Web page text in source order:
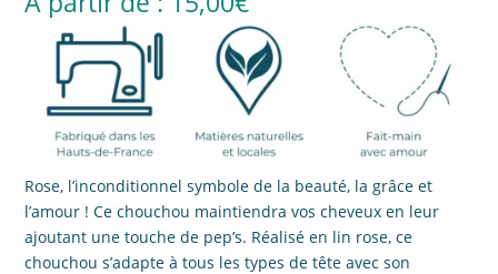
Rose, l’inconditionnel symbole de la beauté, la grâce et
l’amour ! Ce chouchou maintiendra vos cheveux en leur
ajoutant une touche de pep’s. Réalisé en lin rose, ce
chouchou s’adapte à tous les types de tête avec son